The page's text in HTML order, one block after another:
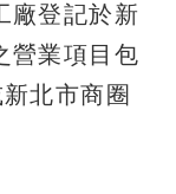
廠登記於新
營業項目包
北市商圈